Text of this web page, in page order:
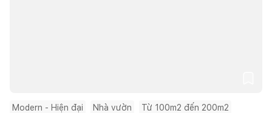
Modern - Hiện đại Nhà vườn Từ 100m2 đến 200m2